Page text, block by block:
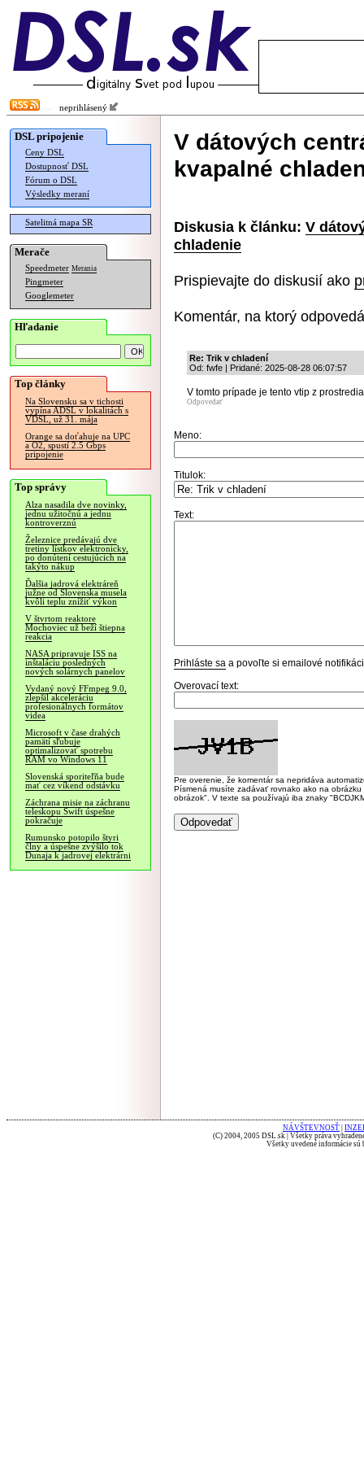
neprihlásený
DSL pripojenie
Ceny DSL
Dostupnosť DSL
Fórum o DSL
Výsledky meraní
Satelitná mapa SR
Merače
Speedmeter Merania
Pingmeter
Googlemeter
Hľadanie
Top články
Na Slovensku sa v tichosti
vypína ADSL v lokalitách s
VDSL, už 31. mája
Orange sa doťahuje na UPC
a O2, spustí 2.5 Gbps
pripojenie
Top správy
Alza nasadila dve novinky,
jednu užitočnú a jednu
kontroverznú
Železnice predávajú dve
tretiny lístkov elektronicky,
po donútení cestujúcich na
takýto nákup
Ďalšia jadrová elektráreň
južne od Slovenska musela
kvôli teplu znížiť výkon
V štvrtom reaktore
Mochoviec už beží štiepna
reakcia
NASA pripravuje ISS na
inštaláciu posledných
nových solárnych panelov
Vydaný nový FFmpeg 9.0,
zlepšil akceleráciu
profesionálnych formátov
videa
Microsoft v čase drahých
pamätí sľubuje
optimalizovať spotrebu
RAM vo Windows 11
Slovenská sporiteľňa bude
mať cez víkend odstávku
Záchrana misie na záchranu
teleskopu Swift úspešne
pokračuje
Rumunsko potopilo štyri
člny a úspešne zvýšilo tok
Dunaja k jadrovej elektrárni
V dátových
kvapalné
Diskusia k článku: V
chladenie
Prispievajte do diskusií ako
Komentár, na ktorý
Re: Trik v chladení
Od: fwfe | Pridané: 2025-08-28 06:07:57
V tomto prípade je tento vtip z
Odpovedať
Meno:
Titulok:
Text:
Prihláste sa a povoľte si emailové
Overovací text:
Pre overenie, že komentár sa nepridáva
Písmená musíte zadávať rovnako ako na
obrázok". V texte sa používajú iba znaky
NÁVŠTEVNOSŤ
(C) 2004, 2005 DSL.sk | Všetky práva
Všetky uvedené informácie sú